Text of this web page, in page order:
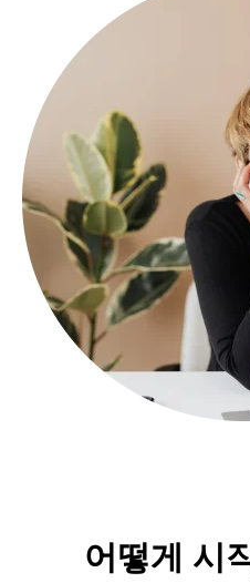
어떻게 시